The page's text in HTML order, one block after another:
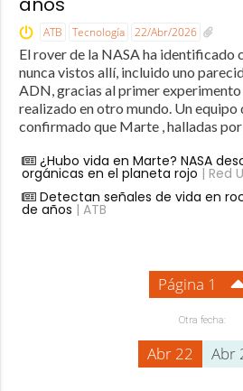
ATB Tecnología 22/Abr/2026
El rover de la NASA ha identificado
nunca vistos allí, incluido uno
ADN, gracias al primer
realizado en otro mundo. Un equipo
confirmado que Marte , halladas por
¿Hubo vida en Marte? NASA
orgánicas en el planeta rojo | Red
Detectan señales de vida en
de años | ATB
Página 1
Otra fecha:
Abr 22 Abr